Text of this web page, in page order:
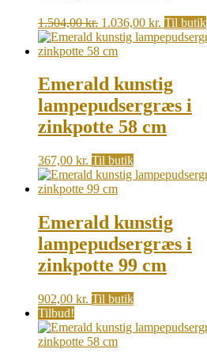
1.504,00kr. Original
price
was:
1.036,00 kr. Current
price
Til butik
Emerald kunstig
lampepudsergræs i
zinkpotte 58 cm
367,00 kr. Til butik
Emerald kunstig
lampepudsergræs i
zinkpotte 99 cm
902,00 kr. Til butik
Tilbud!